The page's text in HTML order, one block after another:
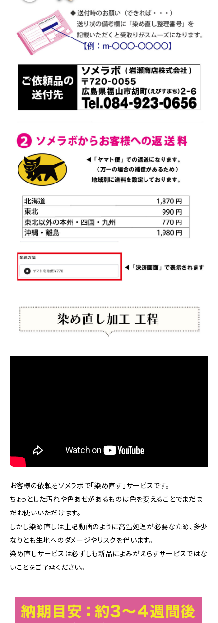
お客様の依頼をソメラボで「染め直す」サービスです。
ちょっとした汚れや色あせがあるものは色を変えることでまだま
だお使いいただけます。
しかし染め直しは上記動画のように高温処理が必要なため、多少
なりとも生地へのダメージやリスクを伴います。
染め直しサービスは必ずしも新品によみがえらすサービスではな
いことをご了承ください。